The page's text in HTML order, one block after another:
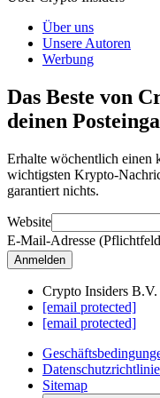
Über uns
Unsere Autoren
Werbung
Das Beste von
deinen
Erhalte wöchentlich einen
wichtigsten Krypto-
garantiert nichts.
Website
E-Mail-Adresse
Anmelden
Crypto Insiders B.V.
[email protected]
[email protected]
Datenschutzrichtlinie
Sitemap